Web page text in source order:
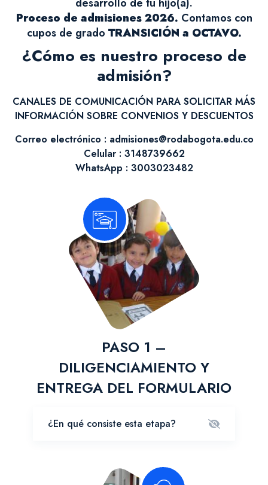
Proceso de admisiones 2026. Contamos con
cupos de grado TRANSICIÓN a OCTAVO.
¿Cómo es nuestro proceso de
admisión?
CANALES DE COMUNICACIÓN PARA SOLICITAR MÁS
INFORMACIÓN SOBRE CONVENIOS Y DESCUENTOS
Correo electrónico : admisiones@rodabogota.edu.co
Celular : 3148739662
WhatsApp : 3003023482
PASO 1 –
DILIGENCIAMIENTO Y
ENTREGA DEL FORMULARIO
¿En qué consiste esta etapa?